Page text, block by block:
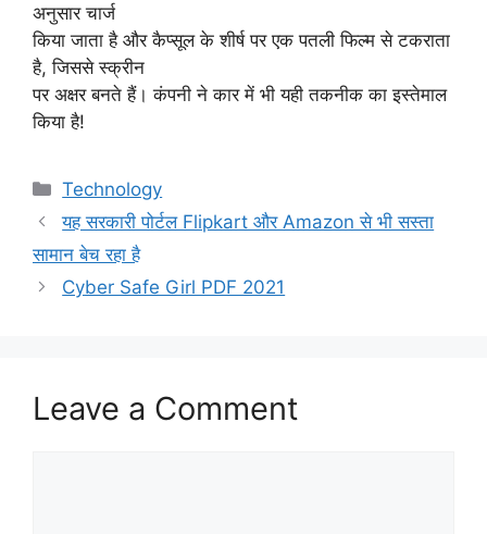
अनुसार चार्ज
किया जाता है और कैप्सूल के शीर्ष पर एक पतली फिल्म से टकराता
है, जिससे स्क्रीन
पर अक्षर बनते हैं। कंपनी ने कार में भी यही तकनीक का इस्तेमाल
किया है!
Categories
Technology
यह सरकारी पोर्टल Flipkart और Amazon से भी सस्ता
सामान बेच रहा है
Cyber Safe Girl PDF 2021
Leave a Comment